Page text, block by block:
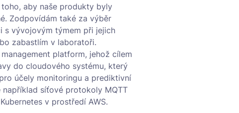
aby naše produkty byly
Zodpovídám také za výběr
s vývojovým týmem při jejich
zabastlím v laboratoři.
platform, jehož cílem
do cloudového systému, který
účely monitoringu a prediktivní
síťové protokoly MQTT
v prostředí AWS.